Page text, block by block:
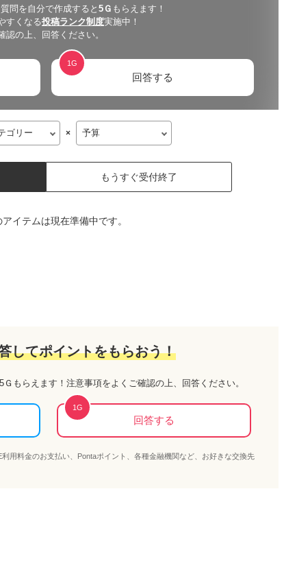
質問を自分で作成すると5 Ｇ もらえます！
すくなる投稿ランク制度実施中！
認の上、回答ください。
1G
回答する
×
もうすぐ受付終了
イテムは現在準備中です。
してポイントをもらおう！
5Ｇ もらえます！注意事項をよくご確認の上、回答ください。
1G
回答する
用料金のお支払い、Pontaポイント、各種金融機関など、お好きな交換先